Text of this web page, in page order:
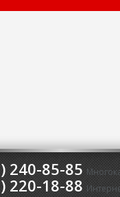
240-85-85
220-18-88